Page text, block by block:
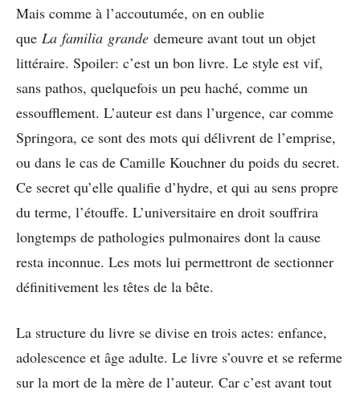
Mais comme à l’accoutumée, on en oublie
que La familia grande demeure avant tout un objet
littéraire. Spoiler: c’est un bon livre. Le style est vif,
sans pathos, quelquefois un peu haché, comme un
essoufflement. L’auteur est dans l’urgence, car comme
Springora, ce sont des mots qui délivrent de l’emprise,
ou dans le cas de Camille Kouchner du poids du secret.
Ce secret qu’elle qualifie d’hydre, et qui au sens propre
du terme, l’étouffe. L’universitaire en droit souffrira
longtemps de pathologies pulmonaires dont la cause
resta inconnue. Les mots lui permettront de sectionner
définitivement les têtes de la bête.
La structure du livre se divise en trois actes: enfance,
adolescence et âge adulte. Le livre s’ouvre et se referme
sur la mort de la mère de l’auteur. Car c’est avant tout